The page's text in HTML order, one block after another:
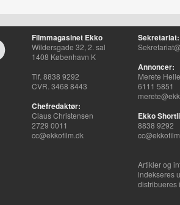
Filmmagasinet Ekko
Wildersgade 32, 2. sal
1408 København K
Tlf. 8838 9292
CVR. 3468 8443
Chefredaktør:
Claus Christensen
2729 0011
cc@ekkofilm.dk
Sekretariat:
Annoncer:
Merete
6111 5851
Ekko
8838 9292
Artikler og
indekseres
distribueres